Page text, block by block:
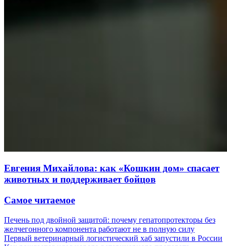
Евгения Михайлова: как «Кошкин дом» спасает
животных и поддерживает бойцов
Самое читаемое
Печень под двойной защитой: почему гепатопротекторы без
желчегонного компонента работают не в полную силу
Первый ветеринарный логистический хаб запустили в России